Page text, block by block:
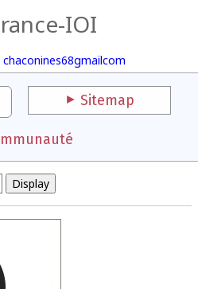
IOI
chaconines68gmailcom
Sitemap